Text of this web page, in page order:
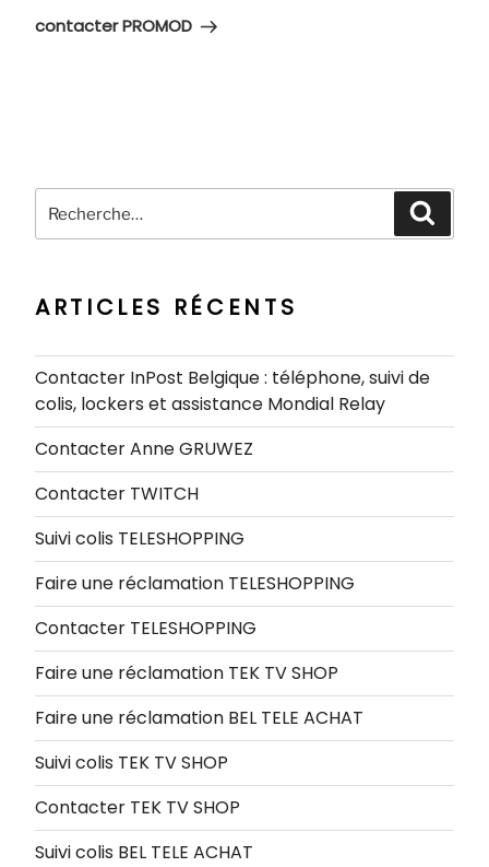
suivant
contacter PROMOD
pour
ARTICLES RÉCENTS
Contacter InPost Belgique : téléphone, suivi de
colis, lockers et assistance Mondial Relay
Contacter Anne GRUWEZ
Contacter TWITCH
Suivi colis TELESHOPPING
Faire une réclamation TELESHOPPING
Contacter TELESHOPPING
Faire une réclamation TEK TV SHOP
Faire une réclamation BEL TELE ACHAT
Suivi colis TEK TV SHOP
Contacter TEK TV SHOP
Suivi colis BEL TELE ACHAT